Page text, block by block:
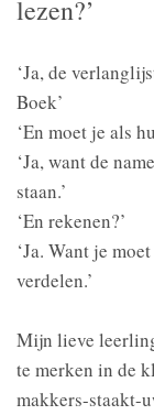
lezen?’
‘Ja, de
Boek’
‘En moet je als
‘Ja, want de
staan.’
‘En rekenen?’
‘Ja. Want je
verdelen.’
Mijn lieve
te merken in de
makkers-staakt-